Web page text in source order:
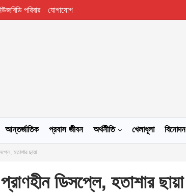
পরিবার যোগাযোগ
আন্তর্জাতিক প্রবাস জীবন অর্থনীতি খেলাধূলা বিনোদন
হতাশার ছায়া
ডিসপ্লে, হতাশার ছায়া